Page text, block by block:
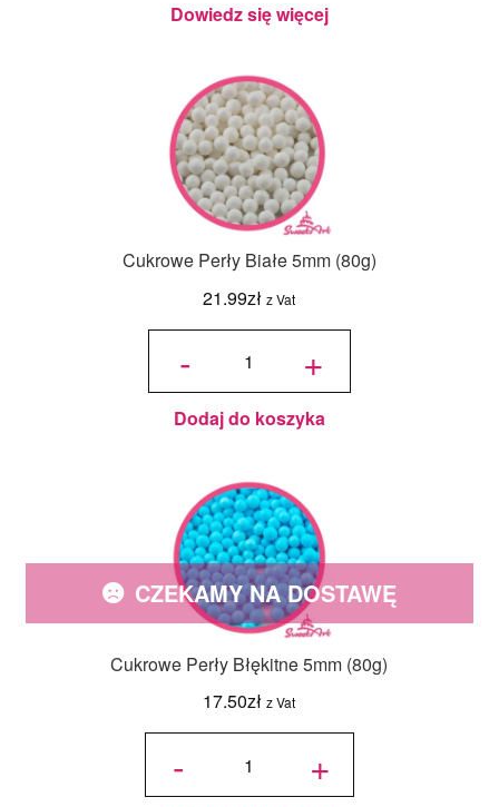
Dowiedz się więcej
Cukrowe Perły Białe 5mm (80g)
21.99zł z Vat
-
ilość
Białe
5mm +
Dodaj do koszyka
Cukrowe Perły Błękitne 5mm (80g)
17.50zł z Vat
CZEKAMY NA DOSTAWĘ
-
ilość
Błękitne
5mm
(80g) +